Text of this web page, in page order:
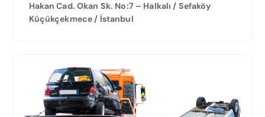
Hakan Cad. Okan Sk. No:7 – Halkalı / Sefaköy
Küçükçekmece / İstanbul